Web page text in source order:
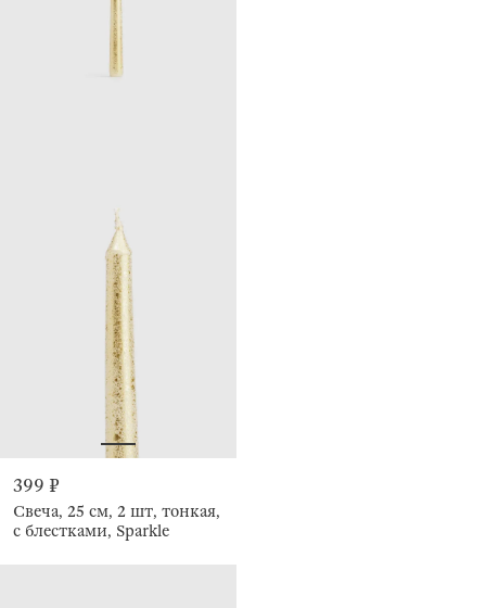
399 ₽
Свеча, 25 см, 2 шт, тонкая,
с блестками, Sparkle